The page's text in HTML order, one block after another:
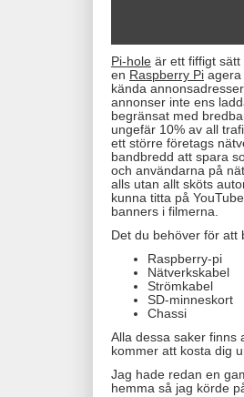
Pi-hole är ett fiffigt
en Raspberry Pi agera
kända
annonser inte ens
begränsat med
ungefär 10% av all
ett större företags
bandbredd att spara
och användarna på
alls utan allt sköts
kunna titta på
banners i filmerna.
Det du behöver för att
Raspberry-pi
Nätverkskabel
Strömkabel
SD-minneskort
Chassi
Alla dessa saker finns
kommer att kosta dig
Jag hade redan en
hemma så jag körde